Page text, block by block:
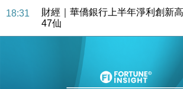
18:31
財經｜華僑銀行上半年淨利創新
47仙
財經｜滙豐上調香港今年GDP預
及消費表現
本地｜假冒內地執法人員要求交
損失近6900萬元